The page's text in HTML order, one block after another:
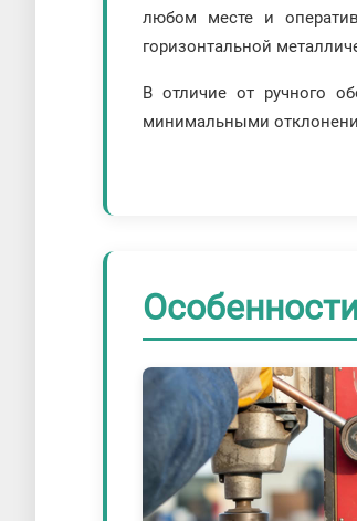
любом месте и
горизонтальной
В отличие от ручного
минимальными